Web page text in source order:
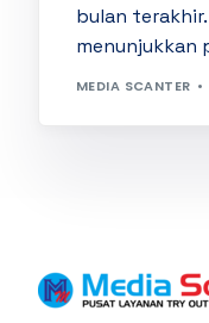
bulan
menunjukkan
MEDIA SCANTER